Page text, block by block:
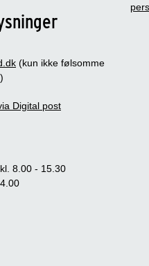
(kun ikke følsomme
Digital post
8.00 - 15.30